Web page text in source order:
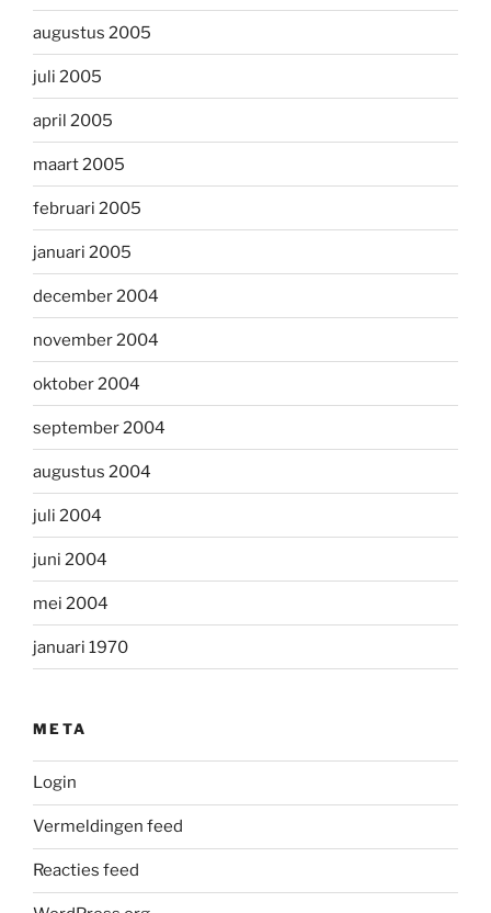
augustus 2005
juli 2005
april 2005
maart 2005
februari 2005
januari 2005
december 2004
november 2004
oktober 2004
september 2004
augustus 2004
juli 2004
juni 2004
mei 2004
januari 1970
META
Login
Vermeldingen feed
Reacties feed